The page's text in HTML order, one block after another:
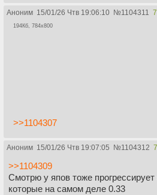
Аноним 15/01/26 Чтв 19:06:10 №1104311
194Кб, 784x800
>>1104307
Аноним 15/01/26 Чтв 19:07:05 №1104312
>>1104309
Смотрю у япов тоже
которые на самом деле 0.33